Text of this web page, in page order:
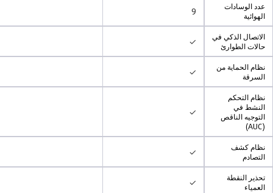
عدد الوسادات
الهوائية
9
الاتصال الذكي في
حالات الطوارئ
✓
نظام الحماية من
السرقة
✓
نظام التحكم
النشط في
التوجيه الناقص
(AUC)
✓
نظام كشف
التصادم
✓
تحذير النقطة
العمياء
✓